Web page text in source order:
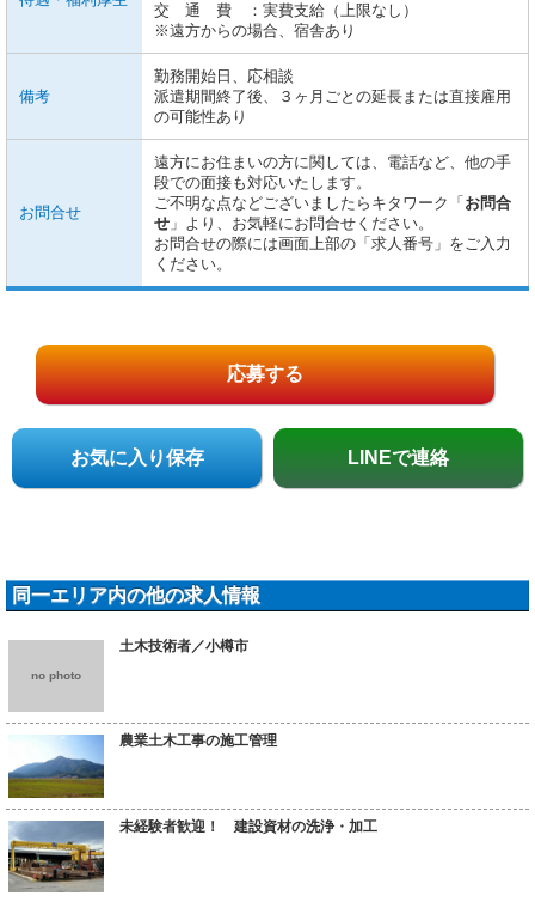
交 通 費 ：実費支給（上限なし）
※遠方からの場合、宿舎あり
備考
勤務開始日、応相談
派遣期間終了後、３ヶ月ごとの延長または直接雇用
の可能性あり
お問合せ
遠方にお住まいの方に関しては、電話など、他の手
段での面接も対応いたします。
ご不明な点などございましたらキタワーク「 お問合
せ 」より、お気軽にお問合せください。
お問合せの際には画面上部の「求人番号」をご入力
ください。
応募する
お気に入り保存 LINEで連絡
同一エリア内の他の求人情報
no photo
土木技術者／小樽市
農業土木工事の施工管理
未経験者歓迎！ 建設資材の洗浄・加工